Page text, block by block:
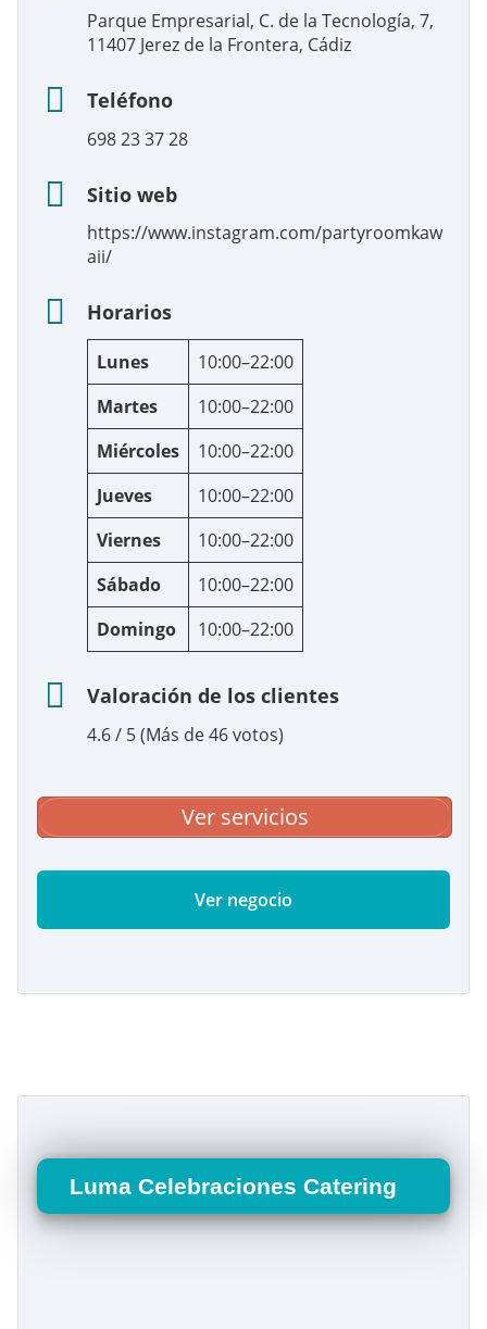
Parque Empresarial, C. de la Tecnología, 7,
11407 Jerez de la Frontera, Cádiz
Teléfono
698 23 37 28
Sitio web
https://www.instagram.com/partyroomkaw
aii/
Horarios
Lunes
10:00–22:00
Martes
10:00–22:00
Miércoles
10:00–22:00
Jueves
10:00–22:00
Viernes
10:00–22:00
Sábado
10:00–22:00
Domingo
10:00–22:00
Valoración de los clientes
4.6 / 5 (Más de 46 votos)
Ver servicios
Ver negocio
Luma Celebraciones Catering